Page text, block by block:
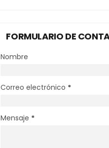
FORMULARIO DE
Nombre
Correo electrónico *
Mensaje *